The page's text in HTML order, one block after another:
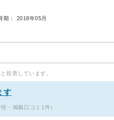
期： 2018年05月
投票しています。
す
・掲載口コミ1件）